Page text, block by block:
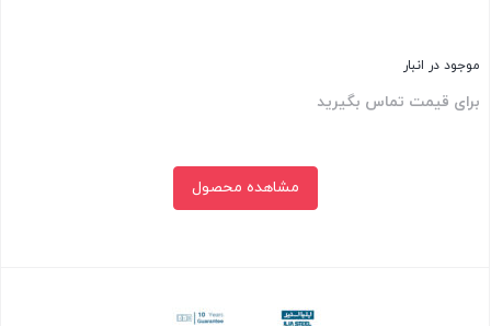
موجود در انبار
برای قیمت تماس بگیرید
مشاهده محصول